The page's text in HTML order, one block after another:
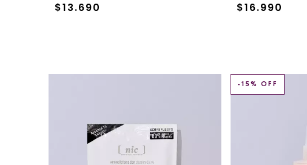
$13.690 $16.990
- 15% OFF